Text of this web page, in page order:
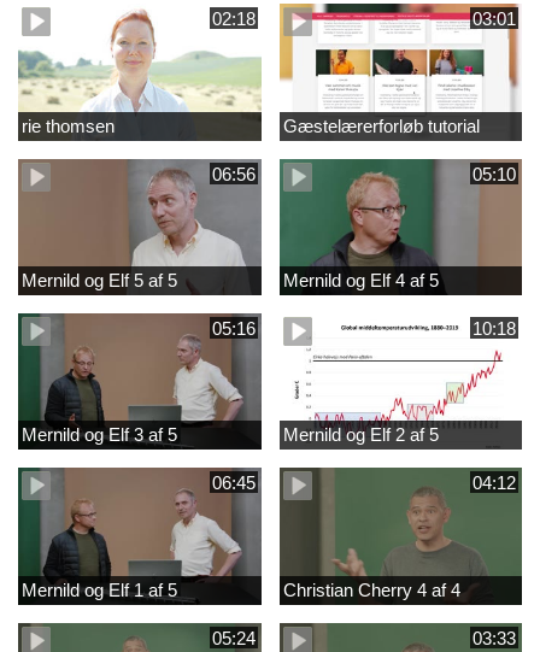
02:18
rie thomsen
03:01
Gæstelærerforløb tutorial
06:56
Mernild og Elf 5 af 5
05:10
Mernild og Elf 4 af 5
05:16
Mernild og Elf 3 af 5
10:18
Mernild og Elf 2 af 5
06:45
Mernild og Elf 1 af 5
04:12
Christian Cherry 4 af 4
05:24 03:33